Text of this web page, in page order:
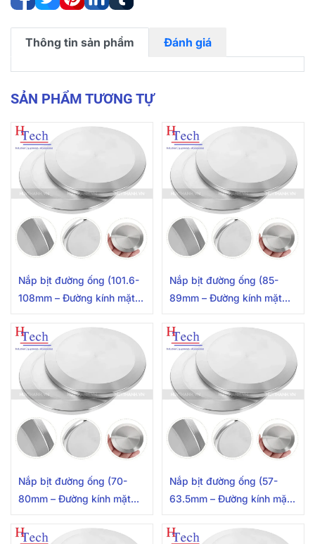
Thông tin sản phẩm Đánh giá
SẢN PHẨM TƯƠNG TỰ
Nắp bịt đường ống (101.6-
108mm – Đường kính mặt
Nắp bịt đường ống (85-
89mm – Đường kính mặt
Nắp bịt đường ống (70-
80mm – Đường kính mặt
Nắp bịt đường ống (57-
63.5mm – Đường kính mặt
304/316L